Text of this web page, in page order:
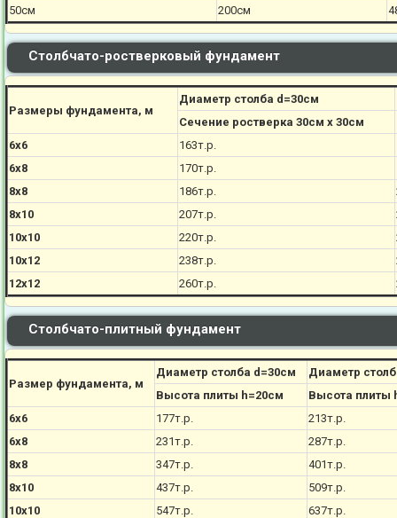
50см
200см
Столбчато-ростверковый фундамент
Размеры фундамента, м
Диаметр столба d=30см
Сечение ростверка 30см х 30см
6х6
163т.р.
6х8
170т.р.
8х8
186т.р.
8х10
207т.р.
10х10
220т.р.
10х12
238т.р.
12х12
260т.р.
Столбчато-плитный фундамент
Размер фундамента, м
Диаметр столба d=30см
Диаметр
Высота плиты h=20см
Высота плиты
6х6
177т.р. 213т.р.
6х8
231т.р. 287т.р.
8х8
347т.р. 401т.р.
8х10
437т.р. 509т.р.
10х10
547т.р. 637т.р.